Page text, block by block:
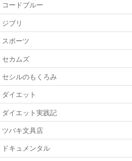
コードブルー
ジブリ
スポーツ
セカムズ
セシルのもくろみ
ダイエット
ダイエット実践記
ツバキ文具店
ドキュメンタル